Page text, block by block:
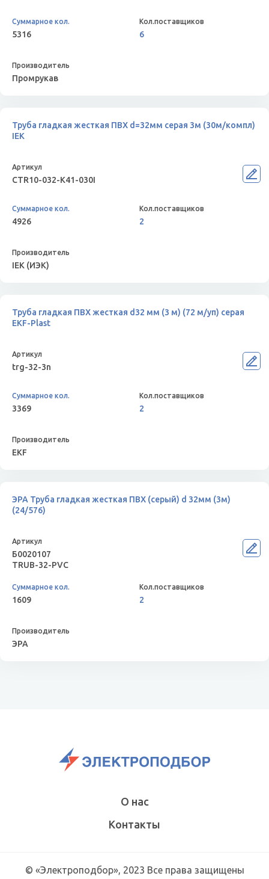
5316 6
Промрукав
Труба гладкая жесткая ПВХ d=32мм серая 3м (30м/компл)
IEK
CTR10-032-K41-030I
4926 2
IEK (ИЭК)
Труба гладкая ПВХ жесткая d32 мм (3 м) (72 м/уп) серая
EKF-Plast
trg-32-3n
3369 2
EKF
ЭРА Труба гладкая жесткая ПВХ (серый) d 32мм (3м)
(24/576)
Б0020107
TRUB-32-PVC
1609 2
ЭРА
О нас
Контакты
© «Электроподбор», 2023 Все права защищены